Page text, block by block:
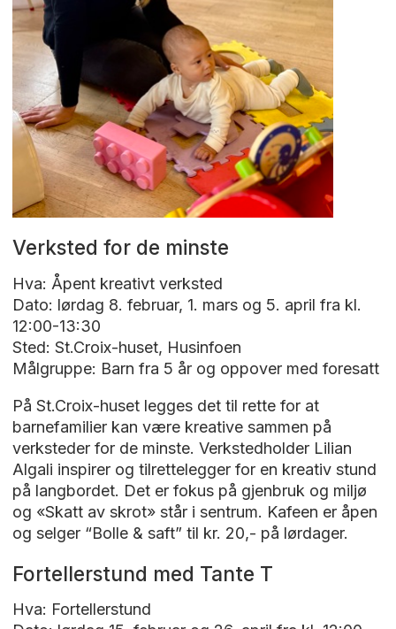
Verksted for de minste
Hva: Åpent kreativt verksted
Dato: lørdag 8. februar, 1. mars og 5. april fra kl.
12:00-13:30
Sted: St.Croix-huset, Husinfoen
Målgruppe: Barn fra 5 år og oppover med foresatt
På St.Croix-huset legges det til rette for at
barnefamilier kan være kreative sammen på
verksteder for de minste. Verkstedholder Lilian
Algali inspirer og tilrettelegger for en kreativ stund
på langbordet. Det er fokus på gjenbruk og miljø
og «Skatt av skrot» står i sentrum. Kafeen er åpen
og selger “Bolle & saft” til kr. 20,- på lørdager.
Fortellerstund med Tante T
Hva: Fortellerstund